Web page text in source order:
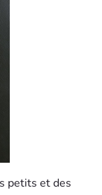
petits et des